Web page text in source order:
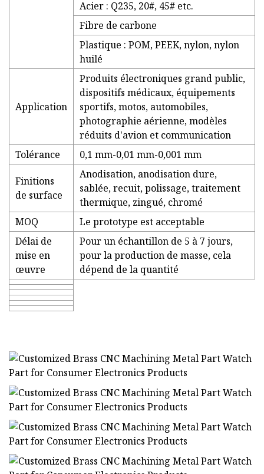
Acier : Q235, 20#, 45# etc.
Fibre de carbone
Plastique : POM, PEEK, nylon, nylon
huilé
Application
Produits électroniques grand public,
dispositifs médicaux, équipements
sportifs, motos, automobiles,
photographie aérienne, modèles
réduits d'avion et communication
Tolérance
0,1 mm-0,01 mm-0,001 mm
Finitions
de surface
Anodisation, anodisation dure,
sablée, recuit, polissage, traitement
thermique, zingué, chromé
MOQ
Le prototype est acceptable
Délai de
mise en
œuvre
Pour un échantillon de 5 à 7 jours,
pour la production de masse, cela
dépend de la quantité